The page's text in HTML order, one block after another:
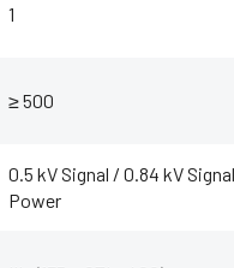
1
≥ 500
0.5 kV Signal / 0.84 kV
Power